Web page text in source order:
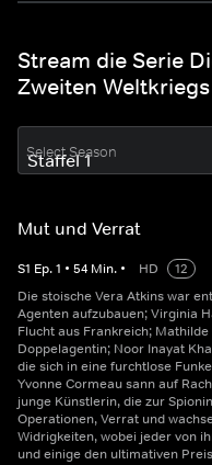
Stream die Serie
Zweiten Weltkriegs
Select Season
Mut und Verrat
S1 Ep.1 • 54 Min. • HD
12
Die stoische Vera Atkins war
Agenten aufzubauen; Virginia
Flucht aus Frankreich;
Doppelagentin; Noor Inayat
die sich in eine furchtlose
Yvonne Cormeau sann auf
junge Künstlerin, die zur
Operationen, Verrat und
Widrigkeiten, wobei jeder von
und einige den ultimativen